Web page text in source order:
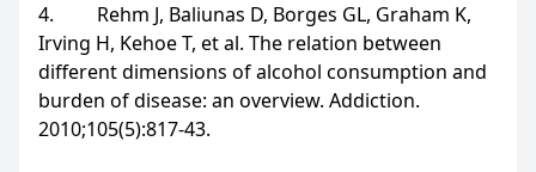
4. Rehm J, Baliunas D, Borges GL, Graham K,
Irving H, Kehoe T, et al. The relation between
different dimensions of alcohol consumption and
burden of disease: an overview. Addiction.
2010;105(5):817-43.